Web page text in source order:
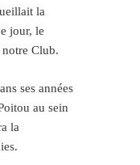
la
jour, le
notre Club.
ses années
au sein
la